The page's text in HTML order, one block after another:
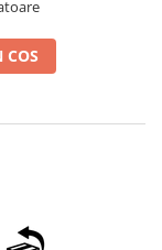
COS